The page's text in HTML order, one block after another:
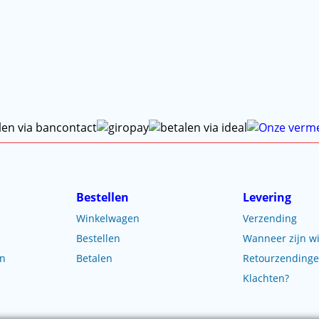
Bestellen
Winkelwagen
Bestellen
Betalen
Levering
Verzending
Wanneer zijn
Klachten?